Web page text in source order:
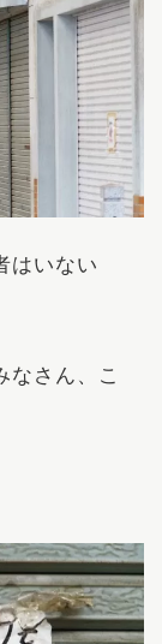
はいない
なさん、こ